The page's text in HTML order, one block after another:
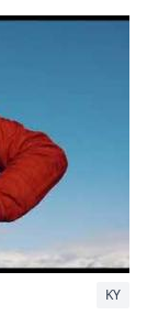
KY